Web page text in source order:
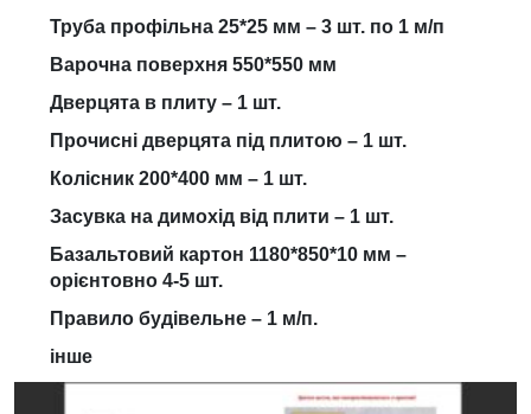
Труба профільна 25*25 мм – 3 шт. по 1 м/п
Варочна поверхня 550*550 мм
Дверцята в плиту – 1 шт.
Прочисні дверцята під плитою – 1 шт.
Колісник 200*400 мм – 1 шт.
Засувка на димохід від плити – 1 шт.
Базальтовий картон 1180*850*10 мм –
орієнтовно 4-5 шт.
Правило будівельне – 1 м/п.
інше